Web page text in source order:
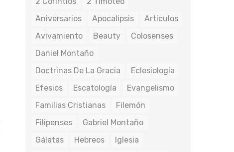
Aniversarios
Apocalipsis
Artículos
Avivamiento
Beauty
Colosenses
Daniel Montaño
Doctrinas De La Gracia
Eclesiología
Efesios
Escatología
Evangelismo
Familias Cristianas
Filemón
Filipenses
Gabriel Montaño
Gálatas
Hebreos
Iglesia